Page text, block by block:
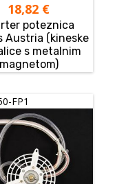
18,82 €
poteznica
Austria (kineske
s metalnim
magnetom)
FP1